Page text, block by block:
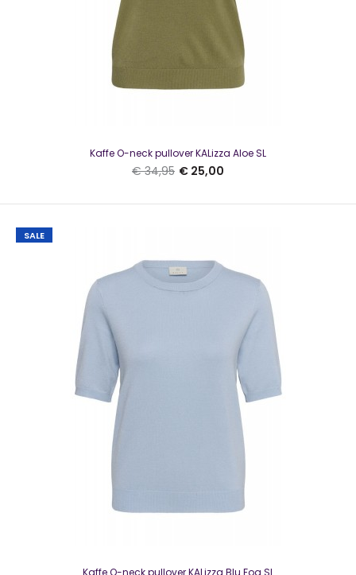
Kaffe O-neck pullover KALizza Aloe SL
€ 34,95 € 25,00
Kaffe O-neck pullover KALizza Aloe SLMooie trui van Kaffe in
de kleur groen Het model heeft een rond..
Kaffe O-neck pullover KALizza Aloe SL
€ 34,95 € 25,00
SALE
Kaffe O-neck pullover KALizza Blu Fog SL